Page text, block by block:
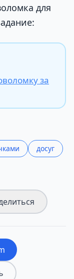
для
за
досуг